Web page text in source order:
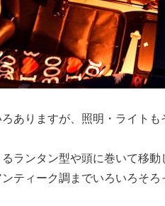
ありますが、照明・ライトも
ランタン型や頭に巻いて移
ティーク調までいろいろそろ